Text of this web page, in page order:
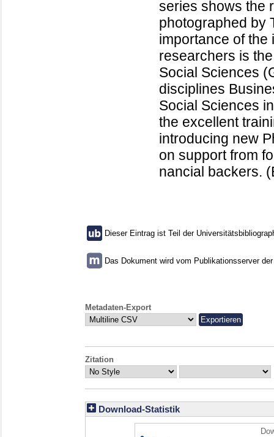
series shows the
photographed by
importance of
researchers is
Social Sciences
disciplines
Social Sciences
the excellent
introducing new
on support from
nancial backers.
Dieser Eintrag ist Teil der
Das Dokument wird vom Publikationsserver
Metadaten-Export
Zitation
Download-Statistik